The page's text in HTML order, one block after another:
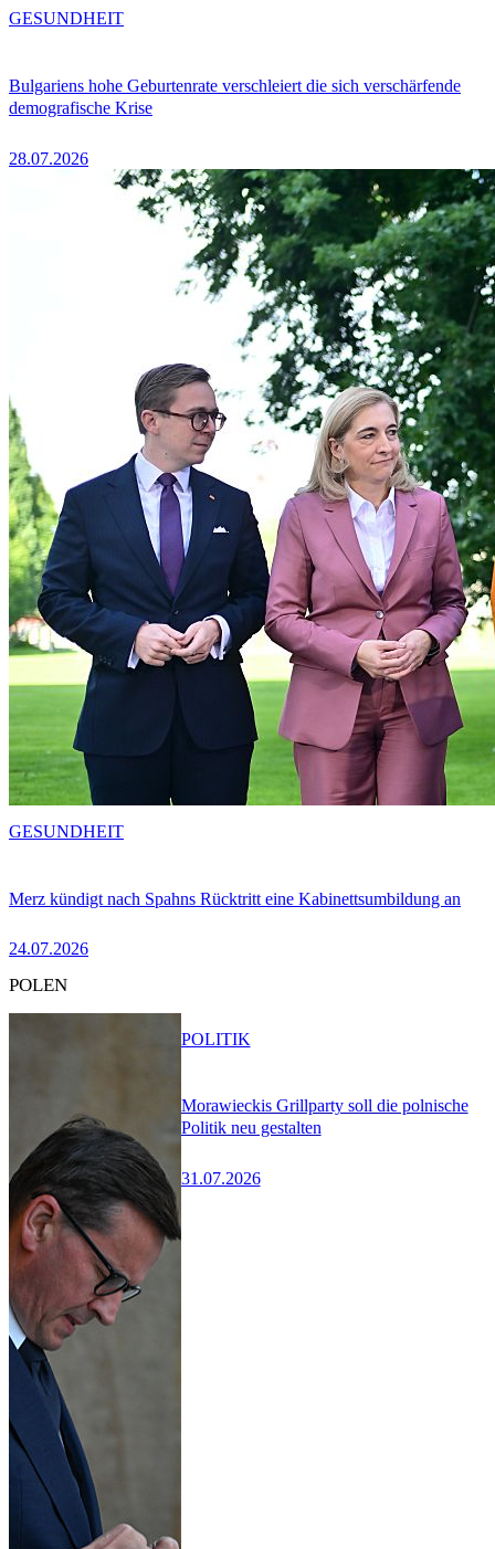
Bulgariens hohe Geburtenrate verschleiert die sich verschärfende
demografische Krise
28.07.2026
GESUNDHEIT
Merz kündigt nach Spahns Rücktritt eine Kabinettsumbildung an
24.07.2026
GESUNDHEIT
POLEN
Morawieckis Grillparty soll die polnische
Politik neu gestalten
31.07.2026
POLITIK